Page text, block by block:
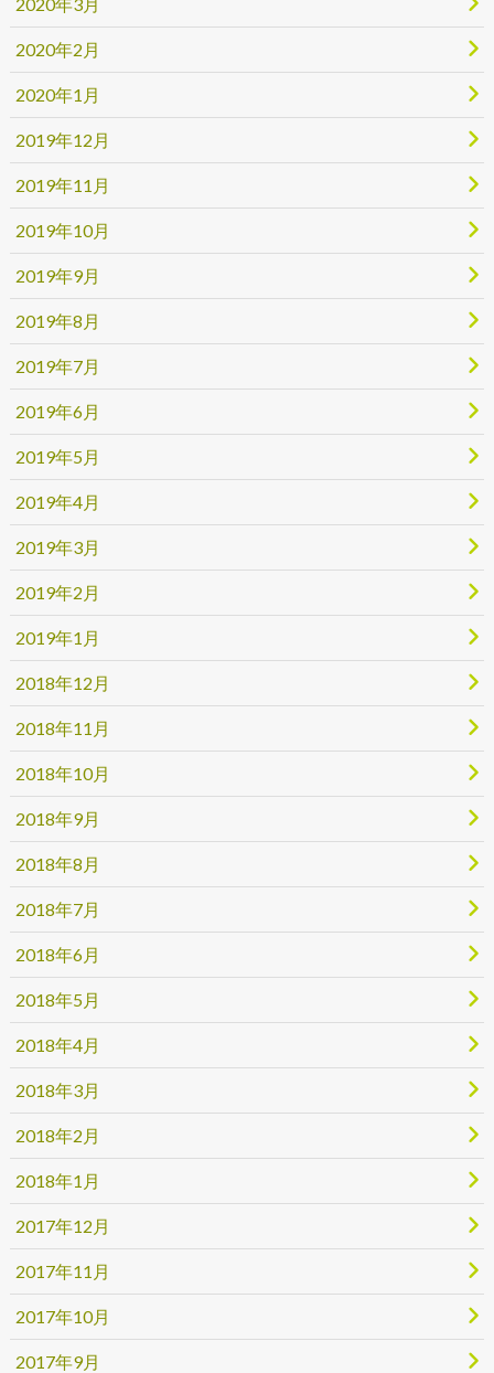
2020年2月
2020年1月
2019年12月
2019年11月
2019年10月
2019年9月
2019年8月
2019年7月
2019年6月
2019年5月
2019年4月
2019年3月
2019年2月
2019年1月
2018年12月
2018年11月
2018年10月
2018年9月
2018年8月
2018年7月
2018年6月
2018年5月
2018年4月
2018年3月
2018年2月
2018年1月
2017年12月
2017年11月
2017年10月
2017年9月